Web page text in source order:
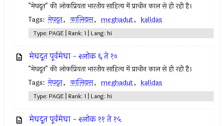
"मेघदूत" की लोकप्रियता भारतीय साहित्य में प्राचीन काल से ही रही है।
Tags: मेघदूत, कालिदास, meghadut, kalidas
Type: PAGE | Rank: 1 | Lang: hi
मेघदूत पूर्वमेघा - श्लोक ६ ते १०
"मेघदूत" की लोकप्रियता भारतीय साहित्य में प्राचीन काल से ही रही है।
Tags: मेघदूत, कालिदास, meghadut, kalidas
Type: PAGE | Rank: 1 | Lang: hi
मेघदूत पूर्वमेघा - श्लोक ११ ते १५